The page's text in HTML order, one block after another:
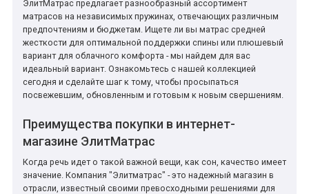
ЭлитМатрас предлагает разнообразный ассортимент
матрасов на независимых пружинах, отвечающих различным
предпочтениям и бюджетам. Ищете ли вы матрас средней
жесткости для оптимальной поддержки спины или плюшевый
вариант для облачного комфорта - мы найдем для вас
идеальный вариант. Ознакомьтесь с нашей коллекцией
сегодня и сделайте шаг к тому, чтобы просыпаться
посвежевшим, обновленным и готовым к новым свершениям.
Преимущества покупки в интернет-
магазине ЭлитМатрас
Когда речь идет о такой важной вещи, как сон, качество имеет
значение. Компания "Элитматрас" - это надежный магазин в
отрасли, известный своими превосходными решениями для